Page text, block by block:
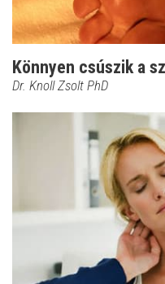
Könnyen csúszik a
Dr. Knoll Zsolt PhD